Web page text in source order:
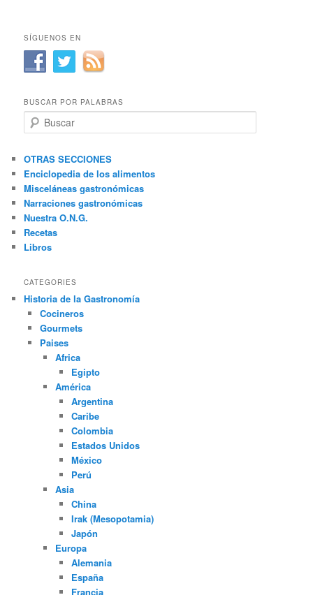
SÍGUENOS EN
BUSCAR POR PALABRAS
u
c
a
r
OTRAS SECCIONES
Enciclopedia de los alimentos
Misceláneas gastronómicas
Narraciones gastronómicas
Nuestra O.N.G.
Recetas
Libros
CATEGORIES
Historia de la Gastronomía
Cocineros
Gourmets
Paises
Africa
Egipto
América
Argentina
Caribe
Colombia
Estados Unidos
México
Perú
Asia
China
Irak (Mesopotamia)
Japón
Europa
Alemania
España
Francia